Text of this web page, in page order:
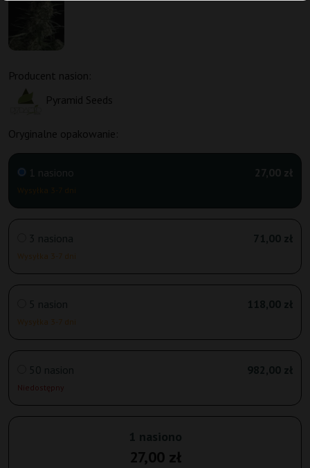
Producent nasion:
Pyramid Seeds
Oryginalne opakowanie:
1 nasiono
Wysyłka 3-7 dni
27,00 zł
3 nasiona
Wysyłka 3-7 dni
71,00 zł
5 nasion
Wysyłka 3-7 dni
118,00 zł
50 nasion
Niedostępny
982,00 zł
1 nasiono
27,00 zł